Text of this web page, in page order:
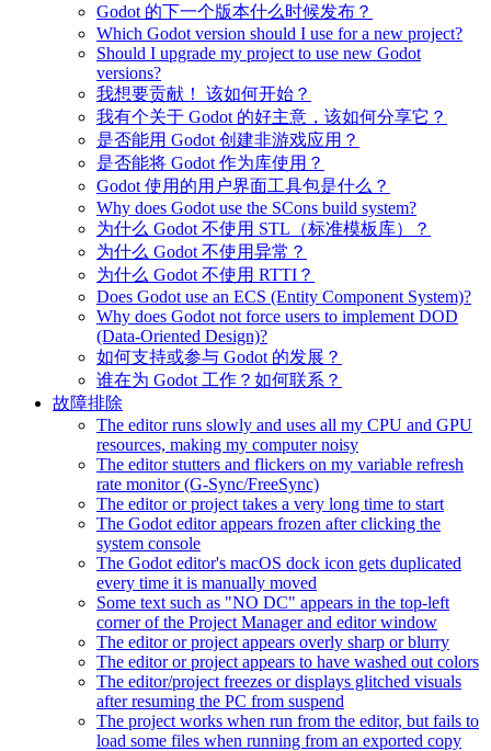
Godot 的下一个版本什么时候发布？
Which Godot version should I use for a new project?
Should I upgrade my project to use new Godot
versions?
我想要贡献！ 该如何开始？
我有个关于 Godot 的好主意，该如何分享它？
是否能用 Godot 创建非游戏应用？
是否能将 Godot 作为库使用？
Godot 使用的用户界面工具包是什么？
Why does Godot use the SCons build system?
为什么 Godot 不使用 STL（标准模板库）？
为什么 Godot 不使用异常？
为什么 Godot 不使用 RTTI？
Does Godot use an ECS (Entity Component System)?
Why does Godot not force users to implement DOD
(Data-Oriented Design)?
如何支持或参与 Godot 的发展？
谁在为 Godot 工作？如何联系？
故障排除
The editor runs slowly and uses all my CPU and GPU
resources, making my computer noisy
The editor stutters and flickers on my variable refresh
rate monitor (G-Sync/FreeSync)
The editor or project takes a very long time to start
The Godot editor appears frozen after clicking the
system console
The Godot editor's macOS dock icon gets duplicated
every time it is manually moved
Some text such as "NO DC" appears in the top-left
corner of the Project Manager and editor window
The editor or project appears overly sharp or blurry
The editor or project appears to have washed out colors
The editor/project freezes or displays glitched visuals
after resuming the PC from suspend
The project works when run from the editor, but fails to
load some files when running from an exported copy